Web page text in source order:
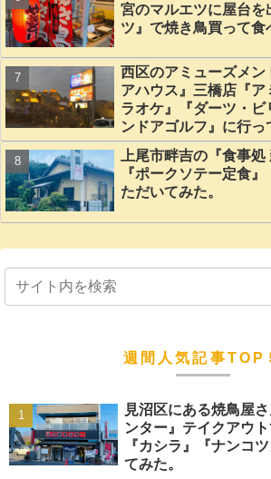
宮のマルエツに屋台を
ツ』で焼き鳥買って食
西区のアミューズメン
アハウス』三橋店『ア
ラオケ』『ダーツ・ビ
ンドアゴルフ』に行っ
上尾市畔吉の『食事
『ポークソテー定食
ただいてみた。
週間人気記事TOP
見沼区にある焼鳥屋
ンター』テイクアウト
『カシラ』『ナンコ
てみた。